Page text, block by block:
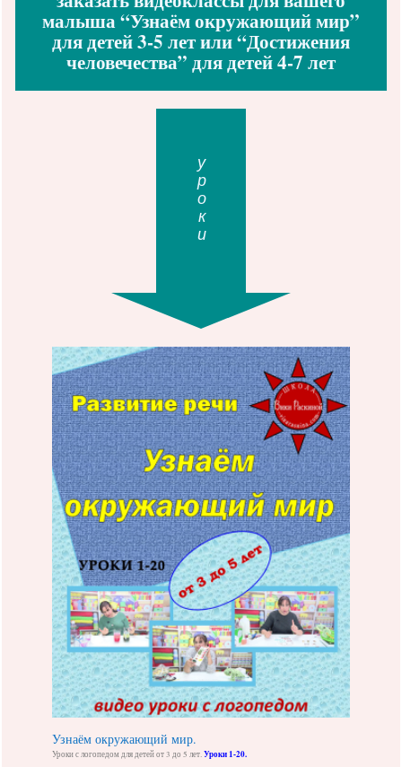
малыша “Узнаём окружающий мир”
для детей 3-5 лет или “Достижения
человечества” для детей 4-7 лет
уроки
Узнаём окружающий мир.
Уроки с логопедом для детей от 3 до 5 лет.Уроки 1-20.